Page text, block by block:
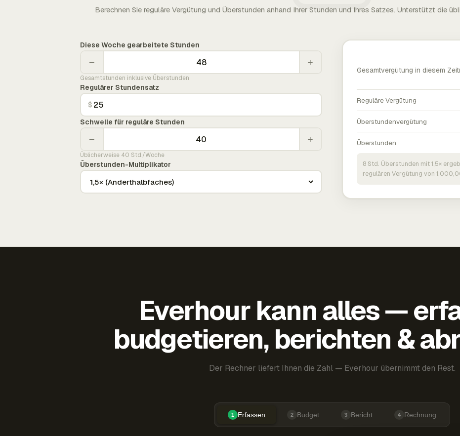
Berechnen Sie reguläre Vergütung und Überstunden anhand Ihrer Stunden und Ihres Satzes. Unterstützt die
Diese Woche gearbeitete Stunden
− +
Gesamtstunden inklusive Überstunden
Regulärer Stundensatz
$
Schwelle für reguläre Stunden
− +
Üblicherweise 40 Std./Woche
Überstunden-Multiplikator
Gesamtvergütung in diesem
Reguläre Vergütung
Überstundenvergütung
Überstunden
8 Std. Überstunden mit 1,5×
regulären Vergütung von
Everhour kann alles —
budgetieren, berichten &
Der Rechner liefert Ihnen die Zahl — Everhour übernimmt den Rest.
1 Erfassen 2 Budget 3 Bericht 4 Rechnung